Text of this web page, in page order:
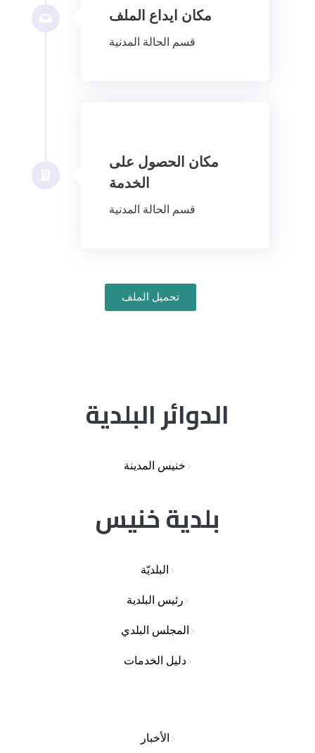
مكان ايداع الملف
قسم الحالة المدنية
مكان الحصول على
الخدمة
قسم الحالة المدنية
تحميل الملف
الدوائر البلدية
خنيس المدينة
بلدية خنيس
البلديّة
رئيس البلدية
المجلس البلدي
دليل الخدمات
الأخبار